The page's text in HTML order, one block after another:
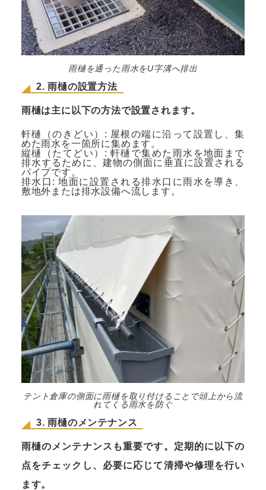
雨樋を通った雨水をU字溝へ排出
2. 雨樋の設置方法
雨樋は主に以下の方法で設置されます。
軒樋（のきどい）: 屋根の端に沿って設置し、集
めた雨水を一箇所に集めます。
縦樋（たてどい）: 軒樋で集めた雨水を地面まで
排水するために、建物の側面に垂直に設置される
パイプです。
排水口: 地面に設置される排水口に雨水を導き、
敷地外または排水設備へ流します。
テント倉庫の側面に雨樋を取り付けることで頭上から流
れてくる雨水を防ぐ
3. 雨樋のメンテナンス
雨樋のメンテナンスも重要です。定期的に以下の
点をチェックし、必要に応じて清掃や修理を行い
ます。